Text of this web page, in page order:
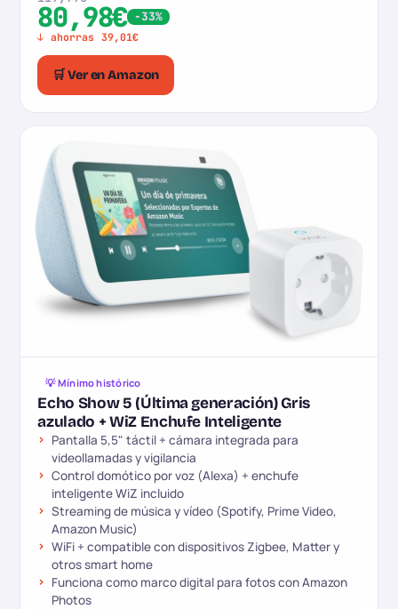
80,98€ -33%
↓ ahorras 39,01€
🛒 Ver en Amazon
💡 Mínimo histórico
Echo Show 5 (Última generación) Gris
azulado + WiZ Enchufe Inteligente
Pantalla 5,5" táctil + cámara integrada para
videollamadas y vigilancia
Control domótico por voz (Alexa) + enchufe
inteligente WiZ incluido
Streaming de música y vídeo (Spotify, Prime Video,
Amazon Music)
WiFi + compatible con dispositivos Zigbee, Matter y
otros smart home
Funciona como marco digital para fotos con Amazon
Photos